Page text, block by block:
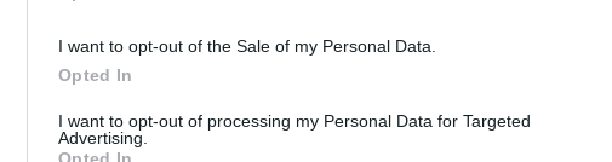
I want to opt-out of the Sale of my Personal Data.
Opted In
I want to opt-out of processing my Personal Data for Targeted
Advertising.